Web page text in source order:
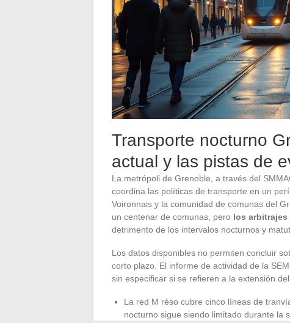
Transporte nocturno
actual y las pistas de
La metrópoli de Grenoble, a través del
coordina las políticas de transporte en un
Voironnais y la comunidad de comunas del
un centenar de comunas, pero los
detrimento de los intervalos nocturnos y
Los datos disponibles no permiten concluir
corto plazo. El informe de actividad de la
sin especificar si se refieren a la extensión
La red M réso cubre cinco líneas de
nocturno sigue siendo limitado durante la